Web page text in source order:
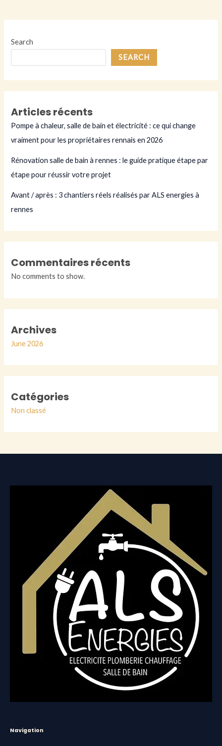
Search
SEARCH
Articles récents
Pompe à chaleur, salle de bain et électricité : ce qui change
vraiment pour les propriétaires rennais en 2026
Rénovation salle de bain à rennes : le guide pratique étape par
étape pour réussir votre projet
Avant / après : 3 chantiers réels réalisés par ALS energies à
rennes
Commentaires récents
No comments to show.
Archives
June 2026
Catégories
Non classé
Navigation